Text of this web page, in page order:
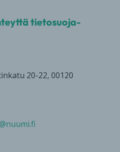
tietosuoja-
20-22, 00120